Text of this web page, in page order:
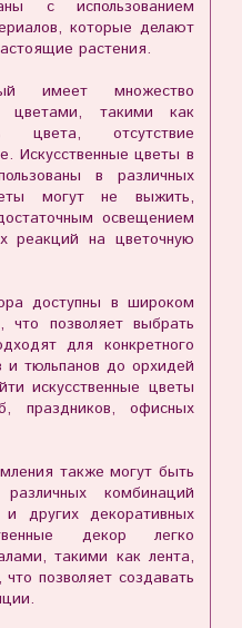
с использованием
которые делают
растения.
имеет множество
цветами, такими как
цвета, отсутствие
Искусственные цветы в
в различных
могут не выжить,
освещением
реакций на цветочную
доступны в широком
позволяет выбрать
для конкретного
тюльпанов до орхидей
искусственные цветы
праздников, офисных
также могут быть
комбинаций
и других декоративных
декор легко
такими как лента,
позволяет создавать